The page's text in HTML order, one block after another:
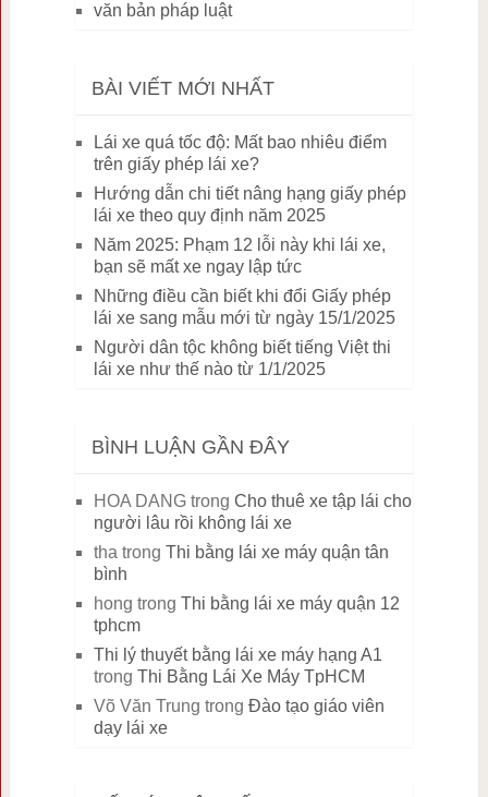
văn bản pháp luật
BÀI VIẾT MỚI NHẤT
Lái xe quá tốc độ: Mất bao nhiêu điểm
trên giấy phép lái xe?
Hướng dẫn chi tiết nâng hạng giấy phép
lái xe theo quy định năm 2025
Năm 2025: Phạm 12 lỗi này khi lái xe,
bạn sẽ mất xe ngay lập tức
Những điều cần biết khi đổi Giấy phép
lái xe sang mẫu mới từ ngày 15/1/2025
Người dân tộc không biết tiếng Việt thi
lái xe như thế nào từ 1/1/2025
BÌNH LUẬN GẦN ĐÂY
HOA DANGtrong Cho thuê xe tập lái cho
người lâu rồi không lái xe
tha trong Thi bằng lái xe máy quận tân
bình
hong trong Thi bằng lái xe máy quận 12
tphcm
Thi lý thuyết bằng lái xe máy hạng A1
trong Thi Bằng Lái Xe Máy TpHCM
Võ Văn Trung trong Đào tạo giáo viên
dạy lái xe